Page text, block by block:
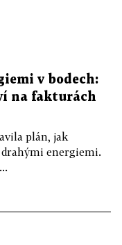
v bodech:
na fakturách
plán, jak
energiemi.